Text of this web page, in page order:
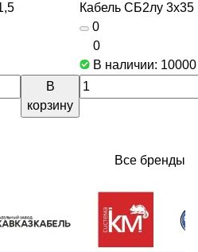
В
корзину
Кабель СБ2лу 3х35
0
0
В наличии:
Все бренды